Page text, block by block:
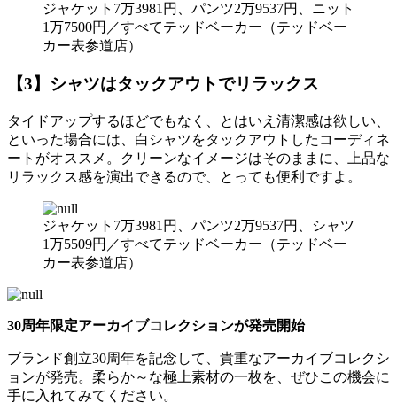
ジャケット7万3981円、パンツ2万9537円、ニット
1万7500円／すべてテッドベーカー（テッドベー
カー表参道店）
【3】シャツはタックアウトでリラックス
タイドアップするほどでもなく、とはいえ清潔感は欲しい、
といった場合には、白シャツをタックアウトしたコーディネ
ートがオススメ。クリーンなイメージはそのままに、上品な
リラックス感を演出できるので、とっても便利ですよ。
ジャケット7万3981円、パンツ2万9537円、シャツ
1万5509円／すべてテッドベーカー（テッドベー
カー表参道店）
30周年限定アーカイブコレクションが発売開始
ブランド創立30周年を記念して、貴重なアーカイブコレクシ
ョンが発売。柔らか～な極上素材の一枚を、ぜひこの機会に
手に入れてみてください。